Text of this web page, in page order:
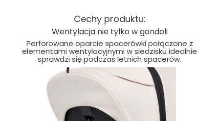
Cechy produktu:
Wentylacja nie tylko w gondoli
Perforowane oparcie spacerówki połączone z
elementami wentylacyjnymi w siedzisku idealnie
sprawdzi się podczas letnich spacerów.